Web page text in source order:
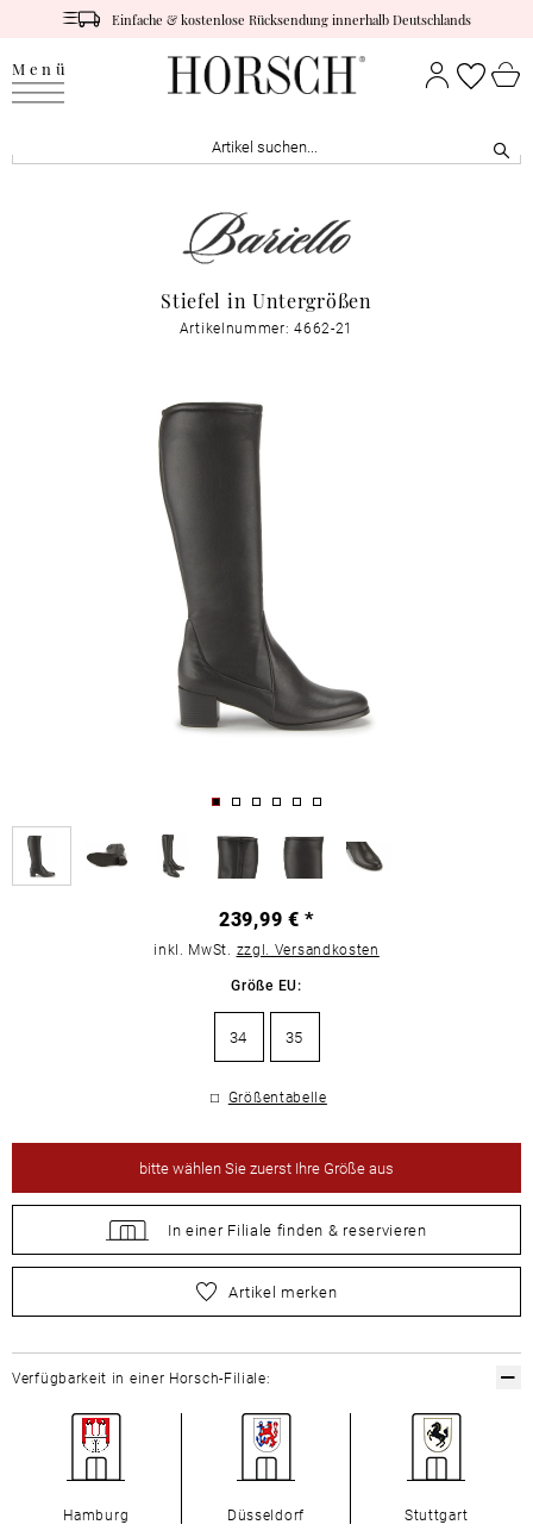
Einfache & kostenlose Rücksendung innerhalb Deutschlands
Menü
Stiefel in Untergrößen
Artikelnummer: 4662-21
239,99 € *
inkl. MwSt. zzgl. Versandkosten
Größe EU:
34 35
Größentabelle
bittewählen Sie zuerst Ihre Größe aus
In einer Filiale finden & reservieren
wählen Sie zuerst Ihre Größe aus
Artikel merken
Verfügbarkeit in einer Horsch-Filiale:
Hamburg Düsseldorf Stuttgart